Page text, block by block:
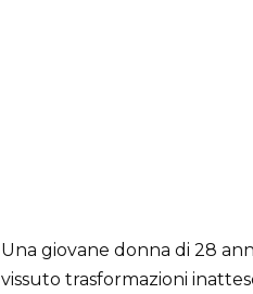
Una giovane donna di 28
vissuto trasformazioni